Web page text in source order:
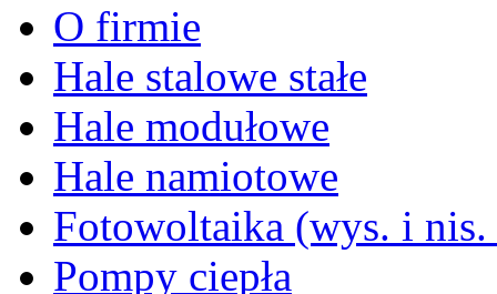
O firmie
Hale stalowe stałe
Hale modułowe
Hale namiotowe
Fotowoltaika (wys. i nis.
Pompy ciepła